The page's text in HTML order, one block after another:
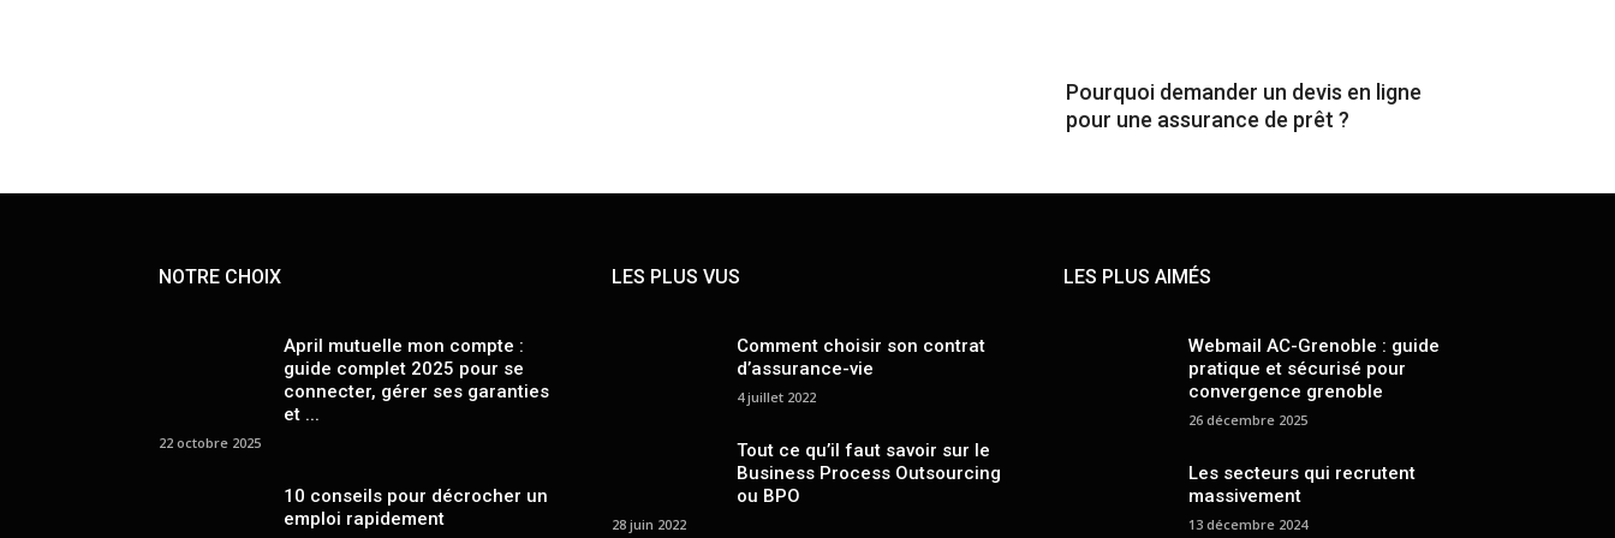
Pourquoi demander un devis en ligne
pour une assurance de prêt ?
NOTRE CHOIX
April mutuelle mon compte :
guide complet 2025 pour se
connecter, gérer ses garanties
et ...
22 octobre 2025
10 conseils pour décrocher un
emploi rapidement
LES PLUS VUS
Comment choisir son contrat
d’assurance-vie
4 juillet 2022
Tout ce qu’il faut savoir sur le
Business Process Outsourcing
ou BPO
28 juin 2022
LES PLUS AIMÉS
Webmail AC-Grenoble : guide
pratique et sécurisé pour
convergence grenoble
26 décembre 2025
Les secteurs qui recrutent
massivement
13 décembre 2024